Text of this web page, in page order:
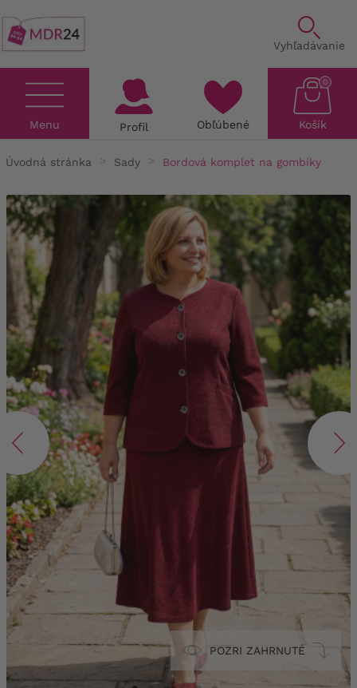
Vyhľadávanie
Menu Profil Obľúbené Košík
0
Úvodná stránka Sady Bordová komplet na gombíky
POZRI ZAHRNUTÉ